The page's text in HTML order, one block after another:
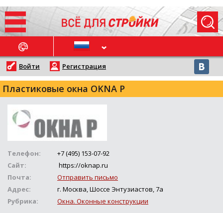
НОВОСТИ
Войти Регистрация
Пластиковые окна OKNA P
Телефон:
+7 (495) 153-07-92
Сайт:
https://oknap.ru
Почта:
Отправить письмо
Адрес:
г. Москва, Шоссе Энтузиастов, 7а
Рубрика:
Окна. Оконные конструкции